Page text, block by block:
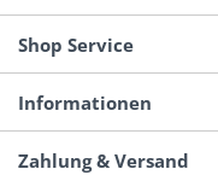
Shop Service
Informationen
Zahlung & Versand